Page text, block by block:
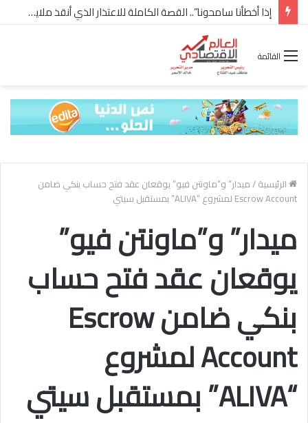
إذا أخطأنا سامحونا”.. القصة الكاملة للاعتذار الذي أنقذ ملايين “إعمار” في الساحل الشمالي
القائمة
الرئيسية/ميدار” و”ماونتن فيو” يوقعان عقد فتح حساب بنكي ضامن
Escrow Account لمشروع “ALIVA” بمستقبل سيتي
ميدار” و”ماونتن فيو”
يوقعان عقد فتح حساب
بنكي ضامن Escrow
Account لمشروع
“ALIVA” بمستقبل سيتي